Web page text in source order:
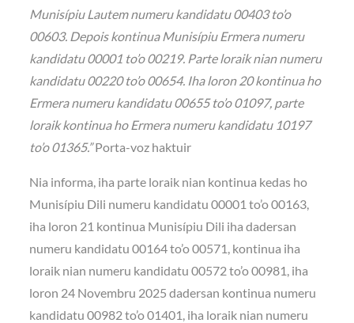
Munisípiu Lautem numeru kandidatu 00403 to’o
00603. Depois kontinua Munisípiu Ermera numeru
kandidatu 00001 to’o 00219. Parte loraik nian numeru
kandidatu 00220 to’o 00654. Iha loron 20 kontinua ho
Ermera numeru kandidatu 00655 to’o 01097, parte
loraik kontinua ho Ermera numeru kandidatu 10197
to’o 01365.”Porta-voz haktuir
Nia informa, iha parte loraik nian kontinua kedas ho
Munisípiu Dili numeru kandidatu 00001 to’o 00163,
iha loron 21 kontinua Munisípiu Dili iha dadersan
numeru kandidatu 00164 to’o 00571, kontinua iha
loraik nian numeru kandidatu 00572 to’o 00981, iha
loron 24 Novembru 2025 dadersan kontinua numeru
kandidatu 00982 to’o 01401, iha loraik nian numeru